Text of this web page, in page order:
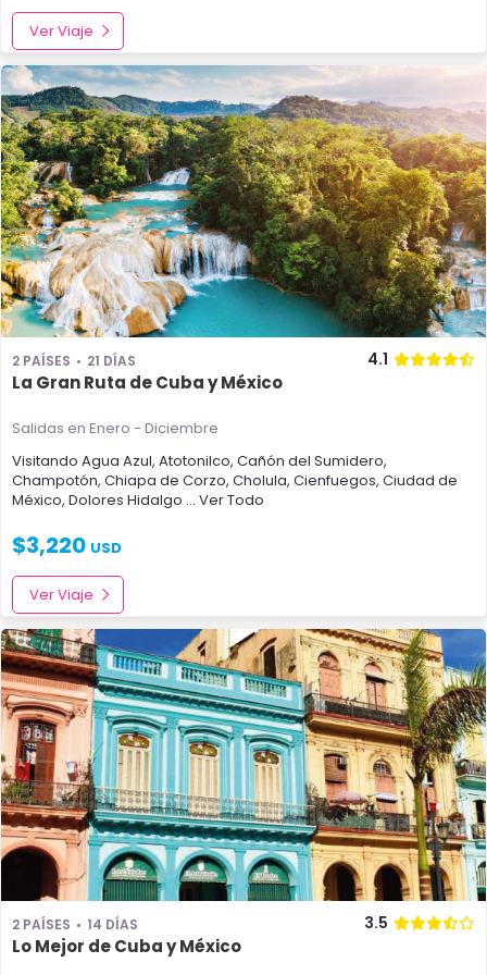
Ver Viaje
2 PAÍSES 21 DÍAS 4.1
La Gran Ruta de Cuba y México
Salidas en Enero - Diciembre
Visitando Agua Azul, Atotonilco, Cañón del Sumidero,
Champotón, Chiapa de Corzo, Cholula, Cienfuegos, Ciudad de
México, Dolores Hidalgo ... Ver Todo
$3,220 USD
Ver Viaje
2 PAÍSES 14 DÍAS 3.5
Lo Mejor de Cuba y México